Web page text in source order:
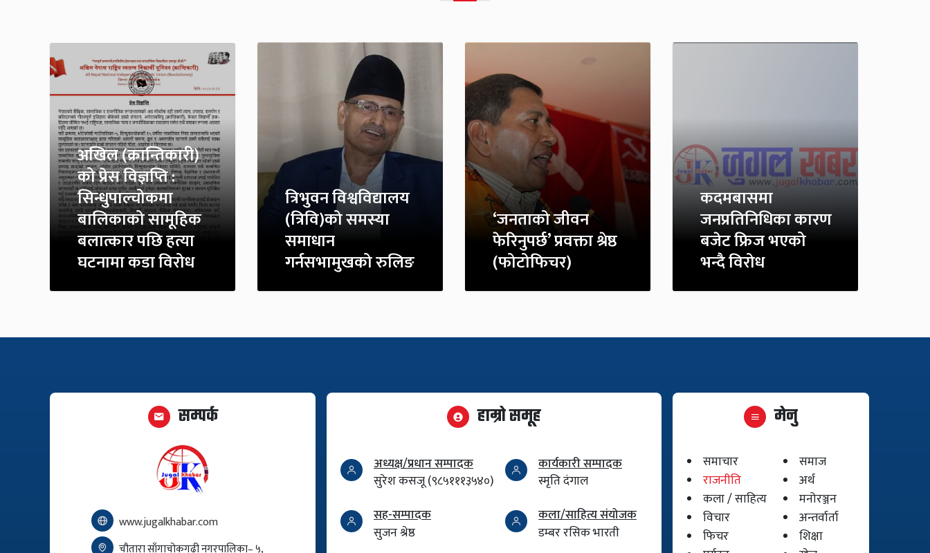
अखिल (क्रान्तिकारी)
को प्रेस विज्ञप्ति :
सिन्धुपाल्चोकमा
बालिकाको सामूहिक
बलात्कार पछि हत्या
घटनामा कडा विरोध
त्रिभुवन विश्वविद्यालय
(त्रिवि)को समस्या
समाधान
गर्नसभामुखको रुलिङ
‘जनताको जीवन
फेरिनुपर्छ’ प्रवक्ता श्रेष्ठ
(फोटोफिचर)
कदमबासमा
जनप्रतिनिधिका कारण
बजेट फ्रिज भएको
भन्दै विरोध
सम्पर्क
www.jugalkhabar.com
चौतारा साँगाचोकगढी नगरपालिका– ५,
हाम्रो समूह
अध्यक्ष/प्रधान सम्पादक
सुरेश कसजू (९८५१११३५४०)
कार्यकारी सम्पादक
स्मृति दंगाल
सह-सम्पादक
सुजन श्रेष्ठ
कला/साहित्य संयोजक
डम्बर रसिक भारती
मेनु
समाचार
समाज
राजनीति
अर्थ
कला / साहित्य
मनोरञ्जन
विचार
अन्तर्वार्ता
फिचर
शिक्षा